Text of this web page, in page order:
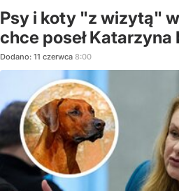
Psy i koty "z wizytą"
chce poseł Katarzyna
Dodano: 11 czerwca 8:00